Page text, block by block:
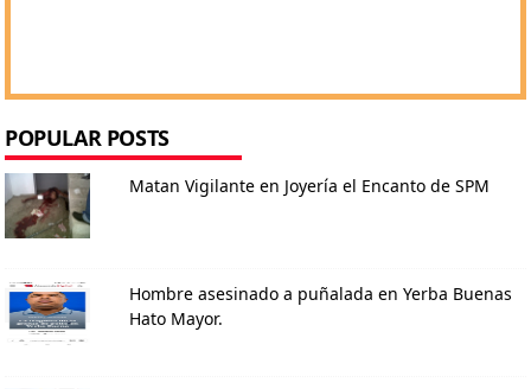
POPULAR POSTS
Matan Vigilante en Joyería el Encanto de SPM
Hombre asesinado a puñalada en Yerba Buenas
Hato Mayor.